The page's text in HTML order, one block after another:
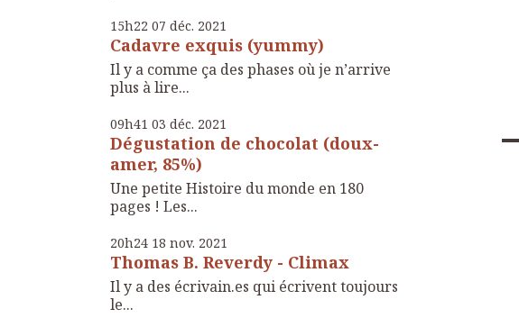
15h22 07 déc. 2021
Cadavre exquis (yummy)
Il y a comme ça des phases où je n’arrive
plus à lire...
09h41 03 déc. 2021
Dégustation de chocolat (doux-
amer, 85%)
Une petite Histoire du monde en 180
pages ! Les...
20h24 18 nov. 2021
Thomas B. Reverdy - Climax
Il y a des écrivain.es qui écrivent toujours
le...